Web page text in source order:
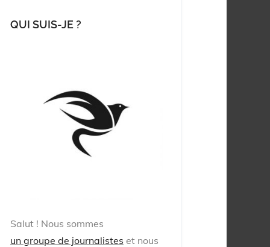
QUI SUIS-JE ?
Salut ! Nous sommes
un groupe de journalistes et nous